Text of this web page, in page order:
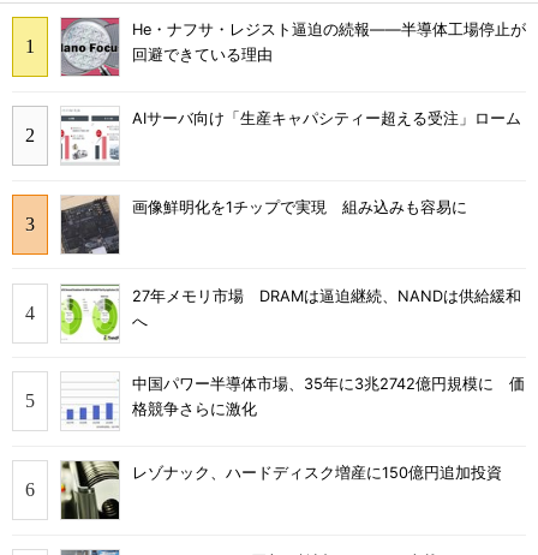
He・ナフサ・レジスト逼迫の続報――半導体工場停止が
回避できている理由
AIサーバ向け「生産キャパシティー超える受注」ローム
画像鮮明化を1チップで実現 組み込みも容易に
27年メモリ市場 DRAMは逼迫継続、NANDは供給緩和
へ
中国パワー半導体市場、35年に3兆2742億円規模に 価
格競争さらに激化
レゾナック、ハードディスク増産に150億円追加投資